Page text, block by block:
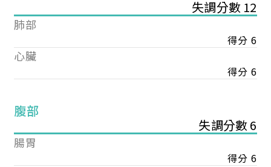
失調分數 12
肺部
得分 6
心臟
得分 6
腹部
失調分數 6
腸胃
得分 6